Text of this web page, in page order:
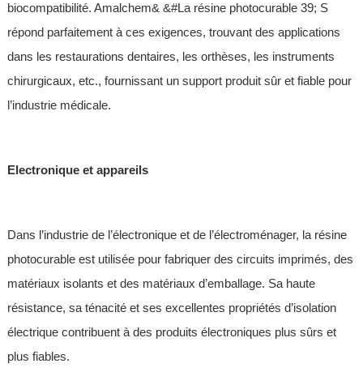
biocompatibilité. Amalchem& &#La résine photocurable 39; S
répond parfaitement à ces exigences, trouvant des applications
dans les restaurations dentaires, les orthèses, les instruments
chirurgicaux, etc., fournissant un support produit sûr et fiable pour
l’industrie médicale.
Electronique et appareils
Dans l’industrie de l’électronique et de l’électroménager, la résine
photocurable est utilisée pour fabriquer des circuits imprimés, des
matériaux isolants et des matériaux d’emballage. Sa haute
résistance, sa ténacité et ses excellentes propriétés d’isolation
électrique contribuent à des produits électroniques plus sûrs et
plus fiables.